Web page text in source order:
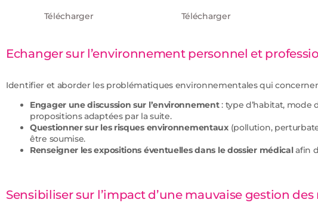
Télécharger Télécharger
Echanger sur l’environnement personnel et
Identifier et aborder les problématiques environnementales qui
Engager une discussion sur l’environnement: type d’habitat, mode
propositions adaptées par la suite.
Questionner sur les risques environnementaux(pollution,
être soumise.
Renseigner les expositions éventuelles dans le dossier médical afin
Sensibiliser sur l’impact d’une mauvaise gestion